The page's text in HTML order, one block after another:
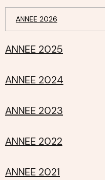
ANNEE 2026
ANNEE 2025
ANNEE 2024
ANNEE 2023
ANNEE 2022
ANNEE 2021